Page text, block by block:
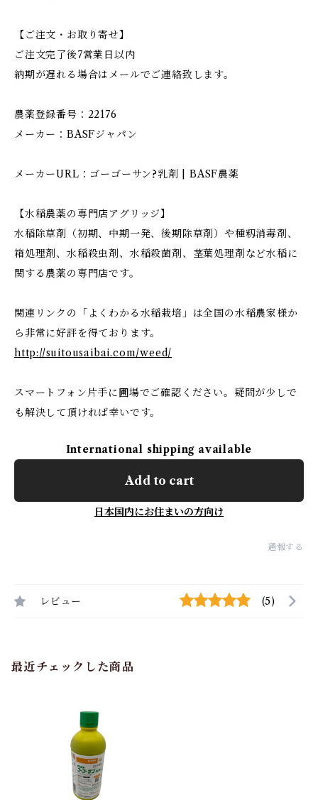
【ご注文・お取り寄せ】
ご注文完了後7営業日以内
納期が遅れる場合はメールでご連絡致します。
農薬登録番号：22176
メーカー：BASFジャパン
メーカーURL：ゴーゴーサン?乳剤 | BASF農薬
【水稲農薬の専門店アグリッジ】
水稲除草剤（初期、中期一発、後期除草剤）や種籾消毒剤、
箱処理剤、水稲殺虫剤、水稲殺菌剤、茎葉処理剤など水稲に
関する農薬の専門店です。
関連リンクの「よくわかる水稲栽培」は全国の水稲農家様か
ら非常に好評を得ております。
http://suitousaibai.com/weed/
スマートフォン片手に圃場でご確認ください。疑問が少しで
も解決して頂ければ幸いです。
International shipping available
Add to cart
日本国内にお住まいの方向け
通報する
レビュー (5)
最近チェックした商品